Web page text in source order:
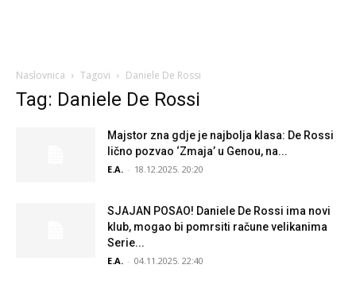
Naslovnica Tagovi Daniele De Rossi
Tag: Daniele De Rossi
Majstor zna gdje je najbolja klasa: De Rossi
lično pozvao ‘Zmaja’ u Genou, na...
E.A. - 18.12.2025. 20:20
SJAJAN POSAO! Daniele De Rossi ima novi
klub, mogao bi pomrsiti račune velikanima
Serie...
E.A. - 04.11.2025. 22:40